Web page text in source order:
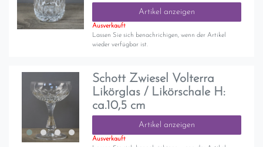
Artikel anzeigen
Ausverkauft
Lassen Sie sich benachrichigen, wenn der Artikel
wieder verfügbar ist.
Schott Zwiesel Volterra
Likörglas / Likörschale H:
ca.10,5 cm
Artikel anzeigen
Ausverkauft